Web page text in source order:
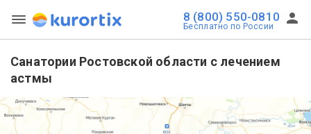
8 (800) 550-0810
Бесплатно по России
Санатории Ростовской области с лечением
астмы